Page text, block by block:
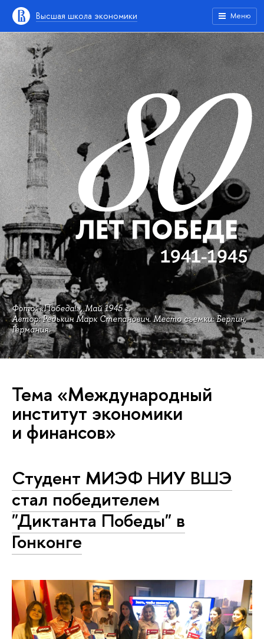
Высшая школа экономики Меню
Фото: «Победа!», Май 1945 г.
Автор: Редькин Марк Степанович. Место съемки: Берлин,
Германия.
Тема «Международный
институт экономики
и финансов»
Студент МИЭФ НИУ ВШЭ
стал победителем
"Диктанта Победы" в
Гонконге